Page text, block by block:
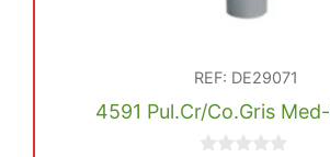
REF: DE29071
4591 Pul.Cr/Co.Gris